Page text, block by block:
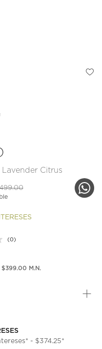
Citrus
Sin
en
(0)
$399.00 M.N.
- $374.25*